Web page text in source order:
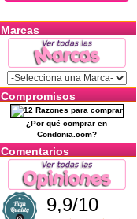
Marcas
Compromisos
¿Por qué comprar en
Condonia.com?
Comentarios
9,9/10